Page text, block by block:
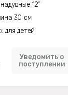
надувные 12"
30 см
для детей
Уведомить о
поступлении